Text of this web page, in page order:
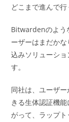
どこまで進んで行
Bitwardenのよう
ーザーはまだか
込みソリューシ
す。
同社は、ユーザ
きる生体認証機
がって、ラップ